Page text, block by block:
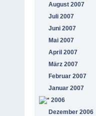
August 2007
Juli 2007
Juni 2007
Mai 2007
April 2007
März 2007
Februar 2007
Januar 2007
2006
Dezember 2006